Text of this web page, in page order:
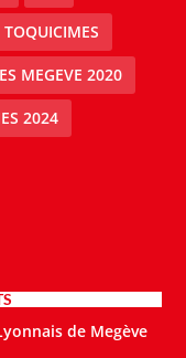
TOQUICIMES
MEGEVE 2020
2024
de Megève